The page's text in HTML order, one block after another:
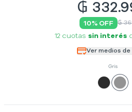
₲
10% OFF ₲
12 cuotas sin interés
Ver medios de
Gris